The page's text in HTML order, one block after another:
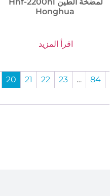
Honghua
اقرأ المزيد
20 21 22 23 …
84